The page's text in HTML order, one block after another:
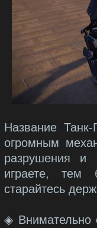
Название
огромным
разрушения и
играете, тем
старайтесь
◈ Внимательно